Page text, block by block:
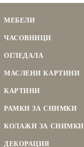
МЕБЕЛИ
ЧАСОВНИЦИ
ОГЛЕДАЛА
МАСЛЕНИ КАРТИНИ
КАРТИНИ
РАМКИ ЗА СНИМКИ
КОЛАЖИ ЗА СНИМКИ
ДЕКОРАЦИЯ